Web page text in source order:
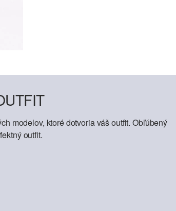
modelov, ktoré dotvoria váš outfit. Obľúbený
outfit.